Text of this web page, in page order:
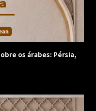
os árabes: Pérsia,